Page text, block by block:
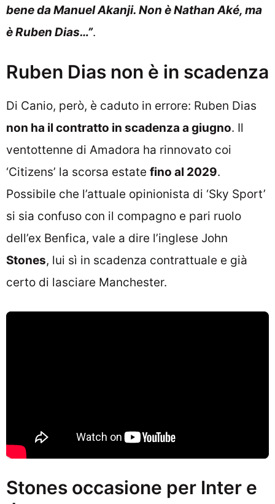
bene da Manuel Akanji. Non è Nathan Aké, ma
è Ruben Dias…”.
Ruben Dias non è in scadenza
Di Canio, però, è caduto in errore: Ruben Dias
non ha il contratto in scadenza a giugno. Il
ventottenne di Amadora ha rinnovato coi
‘Citizens’ la scorsa estate fino al 2029.
Possibile che l’attuale opinionista di ‘Sky Sport’
si sia confuso con il compagno e pari ruolo
dell’ex Benfica, vale a dire l’inglese John
Stones, lui sì in scadenza contrattuale e già
certo di lasciare Manchester.
Stones occasione per Inter e